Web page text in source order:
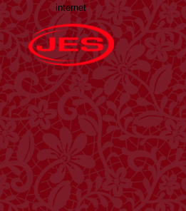
internet